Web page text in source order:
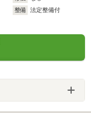
整備
法定整備付